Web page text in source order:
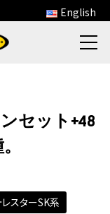
English
ンセット+48
レスターSK系